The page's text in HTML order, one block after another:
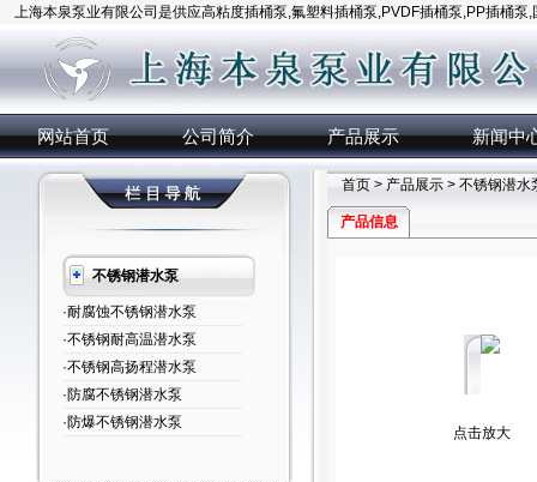
上海本泉泵业有限公司是供应高粘度插桶泵,氟塑料插桶泵,PVDF插桶泵,PP插桶泵
网站首页 公司简介 产品展示 新闻中
不锈钢潜水泵
·耐腐蚀不锈钢潜水泵
·不锈钢耐高温潜水泵
·不锈钢高扬程潜水泵
·防腐不锈钢潜水泵
·防爆不锈钢潜水泵
首页 > 产品展示 > 不锈钢潜水
产品信息
点击放大